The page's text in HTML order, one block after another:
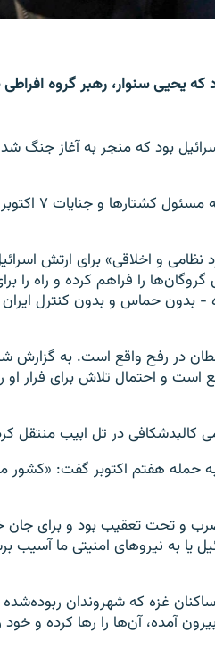
که یحیی سنوار، رهبر گروه
بود که منجر به آغاز جنگ
آقای کاتس در بیانیه‌ای گفت: «یحیی سنوار،
و اخلاقی» برای ارتش
را فراهم کرده و راه را
- بدون حماس و بدون کنترل
در رفح واقع است. به گزارش
است و احتمال تلاش برای فرار او
در تل ابیب منتقل
به حمله هفتم اکتوبر گفت: «کشور
ضرب و تحت تعقیب بود و برای جان
به نیروهای امنیتی ما آسیب
غزه که شهروندان ربوده‌شده
آمده، آن‌ها را رها کرده و خود